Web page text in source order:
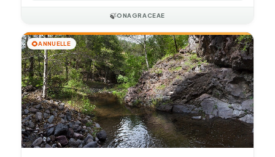
🍃ONAGRACEAE
🌻ANNUELLE